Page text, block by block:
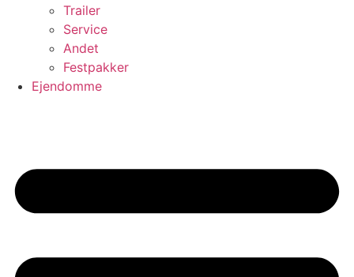
Trailer
Service
Andet
Festpakker
Ejendomme